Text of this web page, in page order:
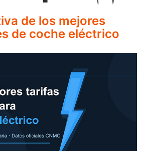
de los mejores
de coche eléctrico